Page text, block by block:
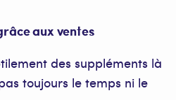
aux ventes
des suppléments là
toujours le temps ni le